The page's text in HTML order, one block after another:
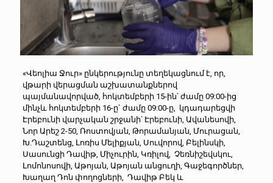
«Վեոլիա Ջուր» ընկերությունը տեղեկացնում է, որ,
վթարի վերացման աշխատանքներով
պայմանավորված, հոկտեմբերի 15-ին՝ ժամը 09:00-ից
մինչև հոկտեմբերի 16-ը` ժամը 09:00-ը, կդադարեցվի
Էրեբունի վարչական շրջանի՝ Էրեբունի, Ավանեսովի,
Նոր Արեշ 2-50, Ռոստովյան, Թորամանյան, Մուրացան,
Խ.Դաշտենց, Լոռիս Մելիքյան, Սուվորով, Բելինսկի,
Սասունցի Դավիթ, Միչուրին, Կռիլով, Չեռնիշեվսկու,
Լոմոնոսովի, Աթոյան, Աթոյան անցուղի, Գաջեգործներ,
Խաղաղ Դոն փողոցների, Դավիթ Բեկ և